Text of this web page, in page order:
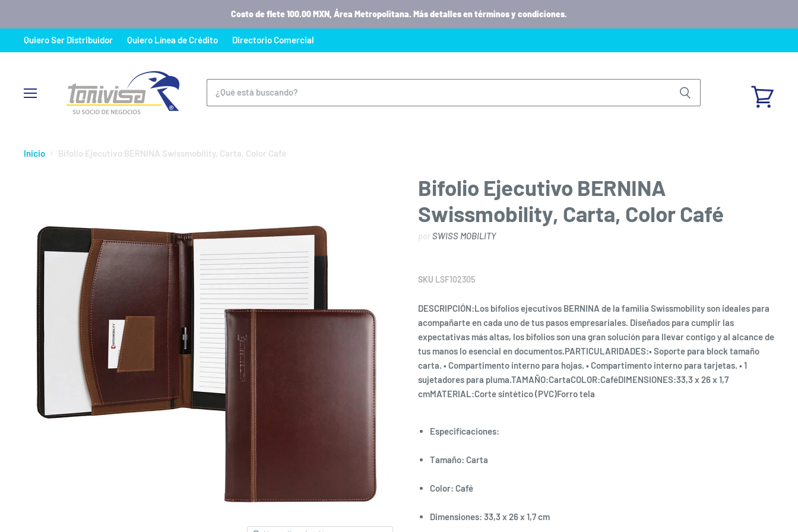
Costo de flete 100.00 MXN, Área Metropolitana. Más detalles en términos y condiciones.
Quiero Ser Distribuidor Quiero Línea de Crédito Directorio Comercial
Inicio Bifolio Ejecutivo BERNINA Swissmobility, Carta, Color Café
Bifolio Ejecutivo BERNINA
Swissmobility, Carta, Color Café
porSWISS MOBILITY
SKU LSF102305
DESCRIPCIÓN:Los bifolios ejecutivos BERNINA de la familia Swissmobility son ideales para
acompañarte en cada uno de tus pasos empresariales. Diseñados para cumplir las
expectativas más altas, los bifolios son una gran solución para llevar contigo y al alcance de
tus manos lo esencial en documentos.PARTICULARIDADES:• Soporte para block tamaño
carta. • Compartimento interno para hojas. • Compartimento interno para tarjetas. • 1
sujetadores para pluma.TAMAÑO:CartaCOLOR:CaféDIMENSIONES:33,3 x 26 x 1,7
cmMATERIAL:Corte sintético (PVC)Forro tela
Especificaciones:
Tamaño: Carta
Color: Café
Dimensiones: 33,3 x 26 x 1,7 cm